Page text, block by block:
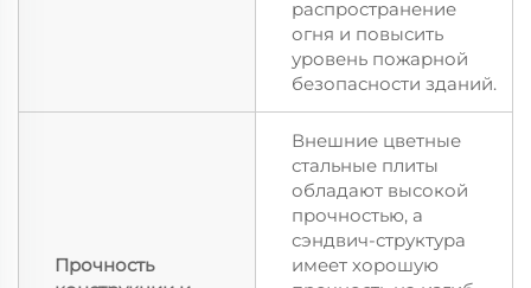
распространение
огня и повысить
уровень пожарной
безопасности зданий.
Прочность
Внешние цветные
стальные плиты
обладают высокой
прочностью, а
сэндвич-структура
имеет хорошую